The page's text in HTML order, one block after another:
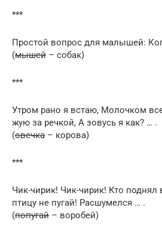
***
Простой вопрос для малышей:
(мышей – собак)
***
Утром рано я встаю, Молочком
жую за речкой, А зовусь я как? … .
(овечка – корова)
***
Чик-чирик! Чик-чирик! Кто поднял
птицу не пугай! Расшумелся … .
(попугай – воробей)